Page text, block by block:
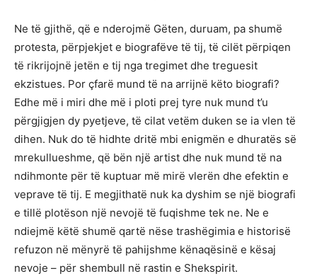
Ne të gjithë, që e nderojmë Gëten, duruam, pa shumë
protesta, përpjekjet e biografëve të tij, të cilët përpiqen
të rikrijojnë jetën e tij nga tregimet dhe treguesit
ekzistues. Por çfarë mund të na arrijnë këto biografi?
Edhe më i miri dhe më i ploti prej tyre nuk mund t’u
përgjigjen dy pyetjeve, të cilat vetëm duken se ia vlen të
dihen. Nuk do të hidhte dritë mbi enigmën e dhuratës së
mrekullueshme, që bën një artist dhe nuk mund të na
ndihmonte për të kuptuar më mirë vlerën dhe efektin e
veprave të tij. E megjithatë nuk ka dyshim se një biografi
e tillë plotëson një nevojë të fuqishme tek ne. Ne e
ndiejmë këtë shumë qartë nëse trashëgimia e historisë
refuzon në mënyrë të pahijshme kënaqësinë e kësaj
nevoje – për shembull në rastin e Shekspirit.